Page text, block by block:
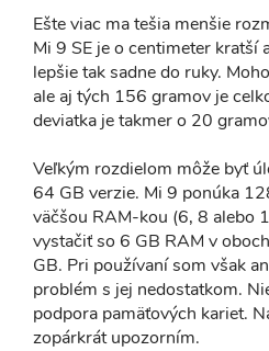
Ešte viac ma tešia menšie
Mi 9 SE je o centimeter kratší
lepšie tak sadne do ruky.
ale aj tých 156 gramov je
deviatka je takmer o 20
Veľkým rozdielom môže byť
64 GB verzie. Mi 9 ponúka
väčšou RAM-kou (6, 8 alebo
vystačiť so 6 GB RAM v
GB. Pri používaní som však
problém s jej nedostatkom.
podpora pamäťových kariet.
zopárkrát upozorním.